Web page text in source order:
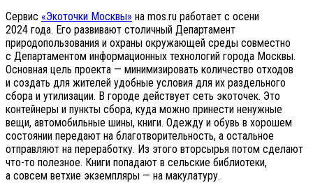
Сервис «Экоточки Москвы» на mos.ru работает с осени
2024 года. Его развивают столичный Департамент
природопользования и охраны окружающей среды совместно
с Департаментом информационных технологий города Москвы.
Основная цель проекта — минимизировать количество отходов
и создать для жителей удобные условия для их раздельного
сбора и утилизации. В городе действует сеть экоточек. Это
контейнеры и пункты сбора, куда можно принести ненужные
вещи, автомобильные шины, книги. Одежду и обувь в хорошем
состоянии передают на благотворительность, а остальное
отправляют на переработку. Из этого вторсырья потом сделают
что-то полезное. Книги попадают в сельские библиотеки,
а совсем ветхие экземпляры — на макулатуру.